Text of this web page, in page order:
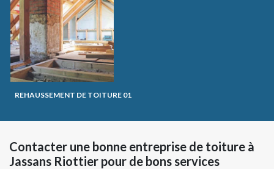
REHAUSSEMENT DE TOITURE 01
Contacter une bonne entreprise de toiture à
Jassans Riottier pour de bons services